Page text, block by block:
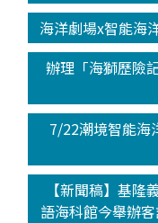
海洋劇場x智能海
辦理「海獅歷險
7/22潮境智能海
【新聞稿】基
語海科館今舉辦